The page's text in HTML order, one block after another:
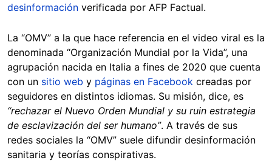
desinformación verificada por AFP Factual.
La “OMV” a la que hace referencia en el video viral es la
denominada “Organización Mundial por la Vida”, una
agrupación nacida en Italia a fines de 2020 que cuenta
con un sitio web y páginas en Facebook creadas por
seguidores en distintos idiomas. Su misión, dice, es
“rechazar el Nuevo Orden Mundial y su ruin estrategia
de esclavización del ser humano”. A través de sus
redes sociales la “OMV” suele difundir desinformación
sanitaria y teorías conspirativas.